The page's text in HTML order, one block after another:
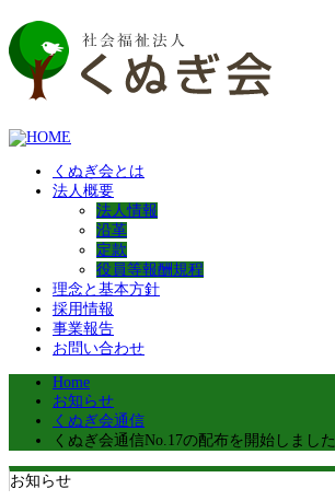
くぬぎ会とは
法人概要
法人情報
沿革
定款
役員等報酬規程
理念と基本方針
採用情報
事業報告
お問い合わせ
Home
お知らせ
くぬぎ会通信
くぬぎ会通信No.17の配布を開始しました
お知らせ